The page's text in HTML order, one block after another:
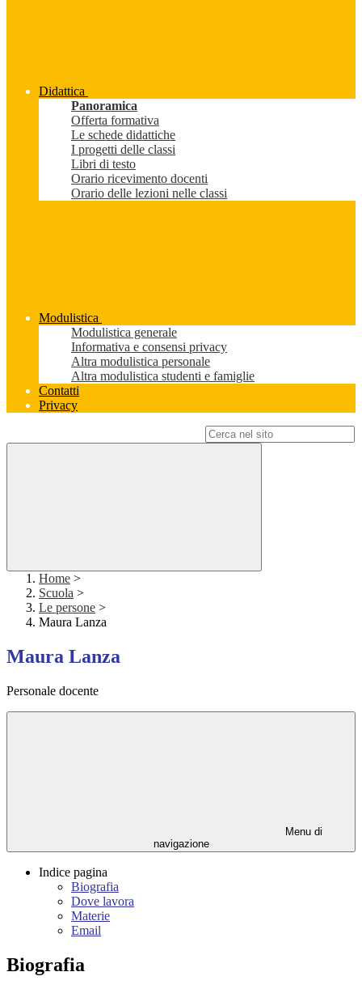
Didattica
Panoramica
Offerta formativa
Le schede didattiche
I progetti delle classi
Libri di testo
Orario ricevimento docenti
Orario delle lezioni nelle classi
Modulistica
Modulistica generale
Informativa e consensi privacy
Altra modulistica personale
Altra modulistica studenti e famiglie
Contatti
Privacy
Home >
Scuola >
Le persone >
Maura Lanza
Maura Lanza
Personale docente
Menu di
navigazione
Indice pagina
Biografia
Dove lavora
Materie
Email
Biografia